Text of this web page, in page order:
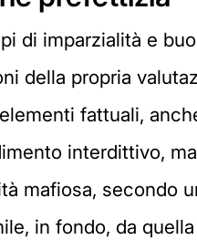
di imparzialità e
della propria
fattuali,
interdittivo,
mafiosa, secondo
in fondo, da